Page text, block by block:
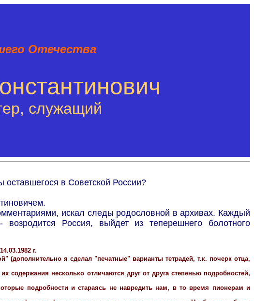
Отечества
служащий
в Советской России?
искал следы родословной в архивах. Каждый
Россия, выйдет из теперешнего болотного
г.
я сделал "печатные" варианты тетрадей, т.к. почерк отца,
несколько отличаются друг от друга степенью подробностей,
подробности и стараясь не навредить нам, в то время пионерам и